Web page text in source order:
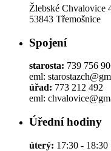
Žlebské Chvalovice
53843 Třemošnice
Spojení
starosta: 739 756
eml:
úřad: 773 212 492
eml:
Úřední hodiny
úterý: 17:30 - 18:30